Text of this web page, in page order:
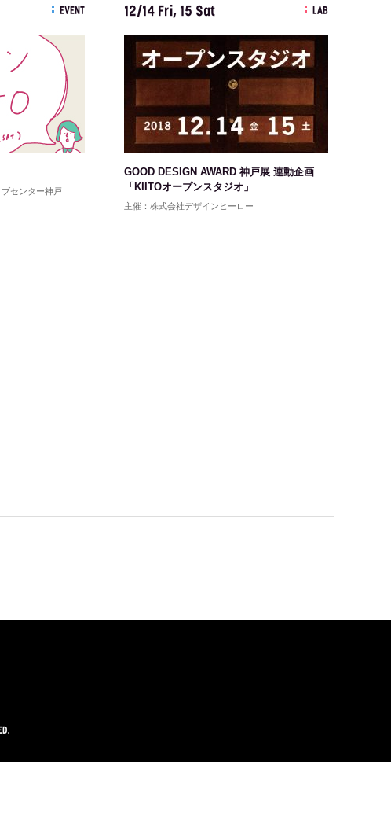
EVENT
センター神戸
12/14 Fri, 15 Sat LAB
GOOD DESIGN AWARD 神戸展 連動企画
「KIITOオープンスタジオ」
主催：株式会社デザインヒーロー